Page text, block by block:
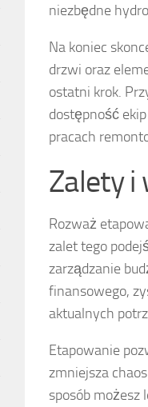
niezbędne
Na koniec
drzwi oraz
ostatni krok.
dostępność
pracach
Zalety i
Rozważ
zalet tego
zarządzanie
finansowego,
aktualnych
Etapowanie
zmniejsza
sposób możesz